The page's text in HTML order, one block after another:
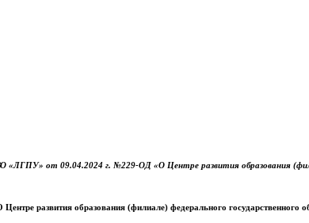
«ЛГПУ» от 09.04.2024 г. №229-ОД «О Центре развития образования
развития образования (филиале) федерального государственного